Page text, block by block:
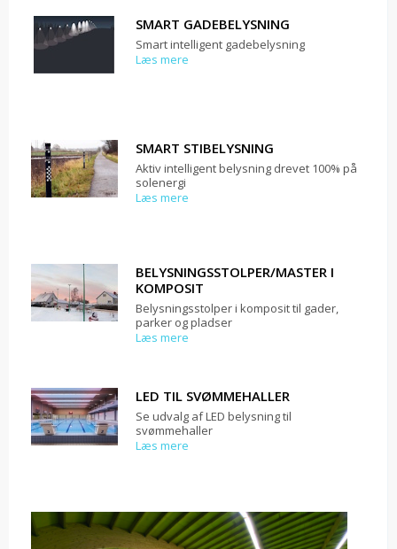
SMART GADEBELYSNING
Smart intelligent gadebelysning
Læs mere
SMART STIBELYSNING
Aktiv intelligent belysning drevet 100% på
solenergi
Læs mere
BELYSNINGSSTOLPER/MASTER I
KOMPOSIT
Belysningsstolper i komposit til gader,
parker og pladser
Læs mere
LED TIL SVØMMEHALLER
Se udvalg af LED belysning til
svømmehaller
Læs mere